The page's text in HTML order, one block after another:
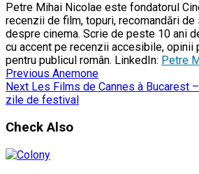
Petre Mihai Nicolae este fondatorul
recenzii de film, topuri, recomandări
despre cinema. Scrie de peste 10 ani
cu accent pe recenzii accesibile, opinii
pentru publicul român. LinkedIn: Petre
Previous Anemone
Next Les Films de Cannes à Bucarest
zile de festival
Check Also